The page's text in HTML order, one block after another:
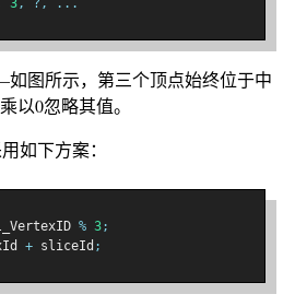
3, ?, ...
图所示，第三个顶点始终位于中
以0忽略其值。
如下方案：
% 3;
+ sliceId ;